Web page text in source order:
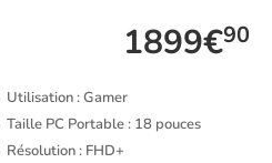
1899€90
Utilisation : Gamer
Taille PC Portable : 18 pouces
Résolution : FHD+